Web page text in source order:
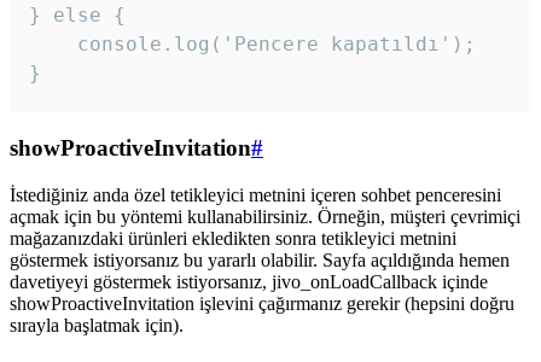
} else {
    console.log('Pencere kapatıldı');
}
showProactiveInvitation#
İstediğiniz anda özel tetikleyici metnini içeren sohbet penceresini
açmak için bu yöntemi kullanabilirsiniz. Örneğin, müşteri çevrimiçi
mağazanızdaki ürünleri ekledikten sonra tetikleyici metnini
göstermek istiyorsanız bu yararlı olabilir. Sayfa açıldığında hemen
davetiyeyi göstermek istiyorsanız, jivo_onLoadCallback içinde
showProactiveInvitation işlevini çağırmanız gerekir (hepsini doğru
sırayla başlatmak için).